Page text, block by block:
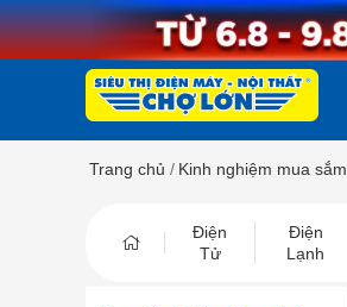
Trang chủ / Kinh nghiệm mua sắm
Điện
Tử
Điện
Lạnh